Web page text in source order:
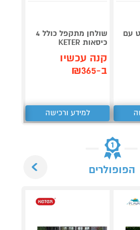
4 פיט עם
שולחן מתקפל כולל 4
כיסאות KETER
קנה עכשיו
ב-₪365
למידע ורכישה
הפופולרים